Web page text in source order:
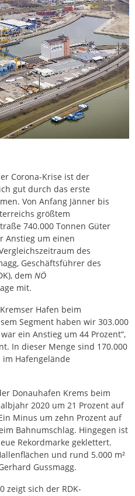
Corona-Krise ist der
gut durch das erste
Von Anfang Jänner bis
größtem
740.000 Tonnen Güter
Anstieg um einen
des
Geschäftsführer des
dem NÖ
mit.
Hafen beim
Segment haben wir 303.000
ein Anstieg um 44 Prozent“,
In dieser Menge sind 170.000
Hafengelände
Donauhafen Krems beim
2020 um 21 Prozent auf
Minus um zehn Prozent auf
Bahnumschlag. Hingegen ist
Rekordmarke geklettert.
und rund 5.000 m²
Gussmagg.
zeigt sich der RDK-